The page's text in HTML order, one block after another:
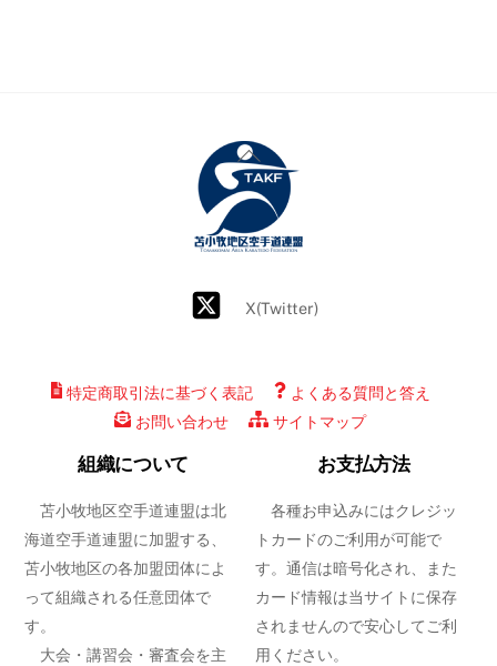
Back
To
Top
X(Twitter)
特定商取引法に基づく表記
よくある質問と答え
お問い合わせ
サイトマップ
組織について
苫小牧地区空手道連盟は北
海道空手道連盟に加盟する、
苫小牧地区の各加盟団体によ
って組織される任意団体で
す。
大会・講習会・審査会を主
お支払方法
各種お申込みにはクレジッ
トカードのご利用が可能で
す。通信は暗号化され、また
カード情報は当サイトに保存
されませんので安心してご利
用ください。